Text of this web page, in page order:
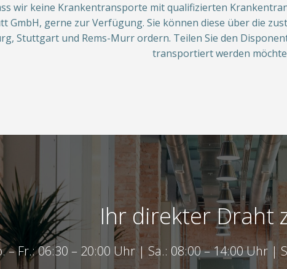
wir keine Krankentransporte mit qualifizierten
GmbH, gerne zur Verfügung. Sie können diese über die
Stuttgart und Rems-Murr ordern. Teilen Sie den
transportiert werden
Ihr direkter Draht
– Fr.: 06:30 – 20:00 Uhr | Sa.: 08:00 – 14:00 Uhr |